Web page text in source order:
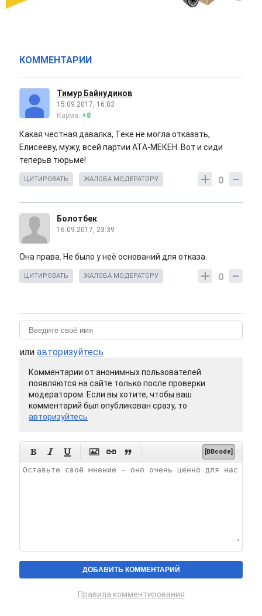
КОММЕНТАРИИ
Тимур Байнудинов
15.09.2017, 16:03
Карма: +8
Какая честная давалка, Теке не могла отказать,
Елисееву, мужу, всей партии АТА-МЕКЕН. Вот и сиди
теперьв тюрьме!
0
ЦИТИРОВАТЬ ЖАЛОБА МОДЕРАТОРУ
Болотбек
16.09.2017, 23:39
Она права. Не было у неё оснований для отказа.
0
ЦИТИРОВАТЬ ЖАЛОБА МОДЕРАТОРУ
или авторизуйтесь
Комментарии от анонимных пользователей
появляются на сайте только после проверки
модератором. Если вы хотите, чтобы ваш
комментарий был опубликован сразу, то
авторизуйтесь
      [BBcode]
Правила комментирования